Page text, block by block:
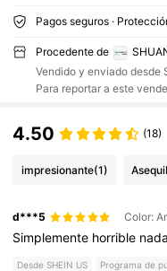
Pagos seguros ·
Procedente de
Vendido y enviado desde
Para reportar a este
4.50 (18)
impresionante(1)
d***5
Simplemente horrible
Desde SHEIN US Programa de